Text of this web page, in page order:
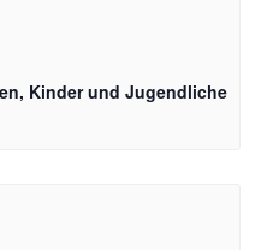
Kinder und Jugendliche